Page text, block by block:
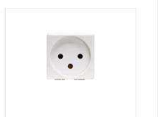
לכל מוצרי היצרן